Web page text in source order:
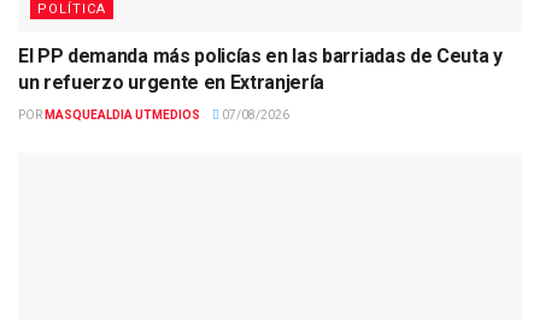
POLÍTICA
El PP demanda más policías en las barriadas de Ceuta y
un refuerzo urgente en Extranjería
POR MASQUEALDIA UTMEDIOS 07/08/2026